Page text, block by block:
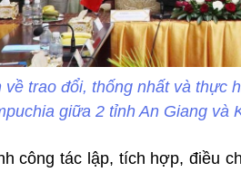
về trao đổi, thống nhất và thực
giữa 2 tỉnh An Giang và
công tác lập, tích hợp, điều